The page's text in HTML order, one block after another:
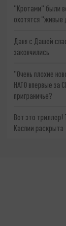
"Кротами" были
охотятся "живые
Даня с Дашей
закончились
"Очень плохие
НАТО впервые за
приграничье?
Вот это триллер!
Каспии раскрыта